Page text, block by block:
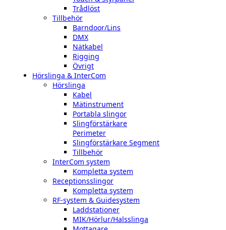
Trådlöst
Tillbehör
Barndoor/Lins
DMX
Nätkabel
Rigging
Övrigt
Hörslinga & InterCom
Hörslinga
Kabel
Mätinstrument
Portabla slingor
Slingförstärkare
Perimeter
Slingförstärkare Segment
Tillbehör
InterCom system
Kompletta system
Receptionsslingor
Kompletta system
RF-system & Guidesystem
Laddstationer
MIK/Hörlur/Halsslinga